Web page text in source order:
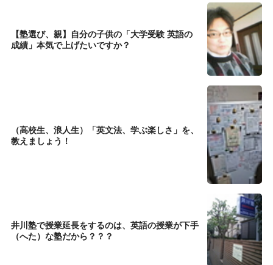
【塾選び、親】自分の子供の「大学受験 英語の
成績」本気で上げたいですか？
（高校生、浪人生）「英文法、学ぶ楽しさ」を、
教えましょう！
井川塾で授業延長をするのは、英語の授業が下手
（へた）な塾だから？？？